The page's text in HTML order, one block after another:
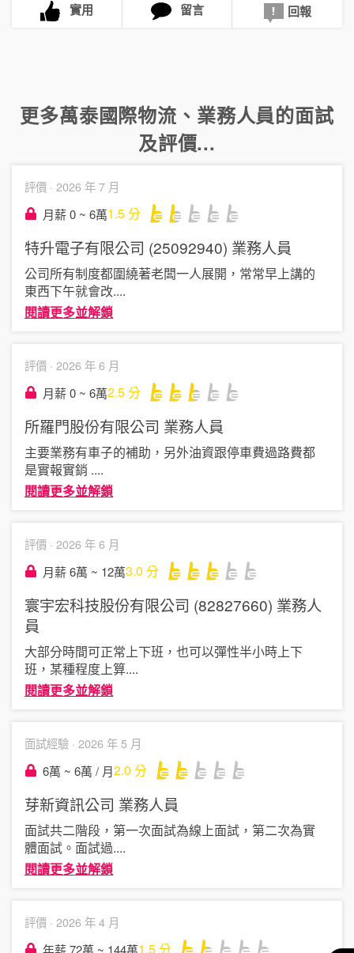
實用 留言 回報
更多萬泰國際物流 、 業務人員的面試
及評價...
評價 · 2026 年 7 月
月薪 0 ~ 6萬1.5分
特升電子有限公司 (25092940) 業務人員
公司所有制度都圍繞著老闆一人展開，常常早上講的
東西下午就會改....
閱讀更多並解鎖
評價 · 2026 年 6 月
月薪 0 ~ 6萬2.5分
所羅門股份有限公司 業務人員
主要業務有車子的補助，另外油資跟停車費過路費都
是實報實銷 ....
閱讀更多並解鎖
評價 · 2026 年 6 月
月薪 6萬 ~ 12萬3.0 分
寰宇宏科技股份有限公司 (82827660) 業務人
員
大部分時間可正常上下班，也可以彈性半小時上下
班，某種程度上算....
閱讀更多並解鎖
面試經驗 · 2026 年 5 月
6萬 ~ 6萬 / 月2.0 分
芽新資訊公司 業務人員
面試共二階段，第一次面試為線上面試，第二次為實
體面試。面試過....
閱讀更多並解鎖
評價 · 2026 年 4 月
年薪 72萬 ~ 144萬1.5分